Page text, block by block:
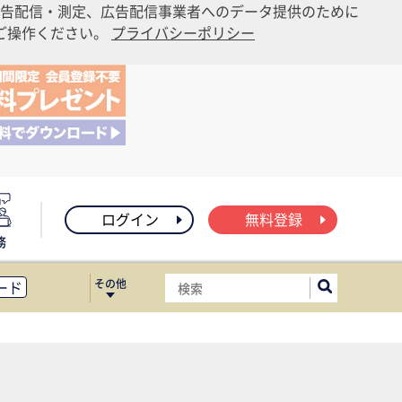
配信・測定、広告配信事業者へのデータ提供のために
作ください。 プライバシーポリシー
ログイン 無料登録
ド
ス移転
その他